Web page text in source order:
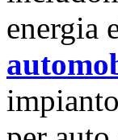
energia